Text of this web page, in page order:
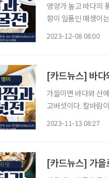
영양가 높고 바다의
향이 일품인 매생이
2023-12-08 08:00
[카드뉴스] 바다
가을이면 바다와 산
고버섯이다. 칼바람
2023-11-13 08:27
[카드뉴스] 가을